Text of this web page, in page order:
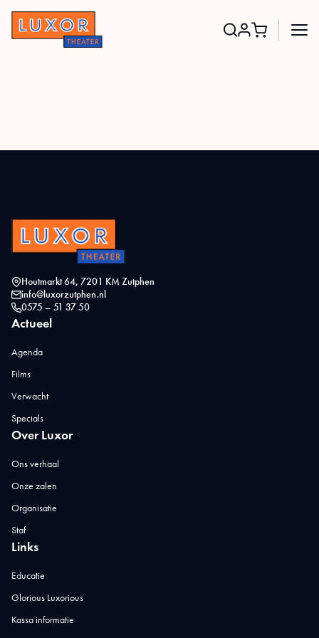
Houtmarkt 64, 7201 KM Zutphen
info@luxorzutphen.nl
0575 – 51 37 50
Actueel
Agenda
Films
Verwacht
Specials
Over Luxor
Ons verhaal
Onze zalen
Organisatie
Staf
Links
Educatie
Glorious Luxorious
Kassa informatie